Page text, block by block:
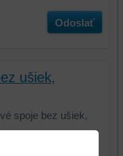
Odoslať
ušiek,
spoje bez ušiek,